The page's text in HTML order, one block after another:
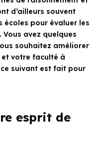
d’ailleurs souvent
écoles pour évaluer les
avez quelques
souhaitez améliorer
votre faculté à
suivant est fait pour
esprit de